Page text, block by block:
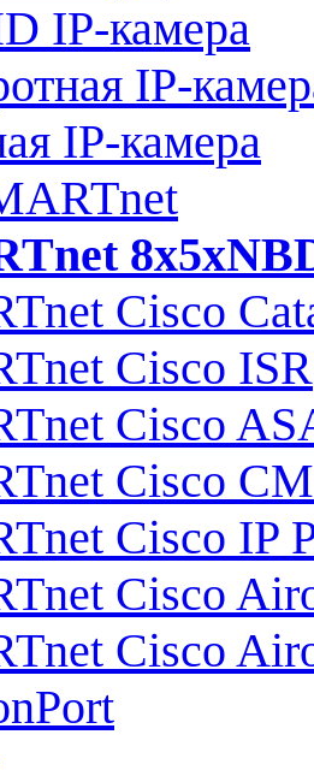
IP-камера
IP-
IP-камера
Cisco
Cisco ISR
Cisco
Cisco
Cisco IP
Cisco
Cisco